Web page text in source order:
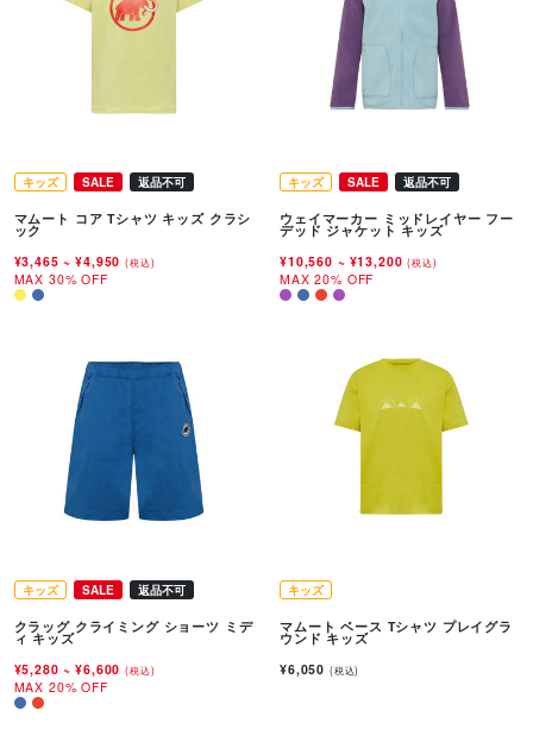
キッズ SALE 返品不可
マムート コア Tシャツ キッズ クラシ
ック
¥3,465~ ¥4,950(税込)
MAX 30% OFF
キッズ SALE 返品不可
ウェイマーカー ミッドレイヤー フー
デッド ジャケット キッズ
¥10,560 ~ ¥13,200(税込)
MAX 20% OFF
キッズ SALE 返品不可
クラッグ クライミング ショーツ ミデ
ィ キッズ
¥5,280~ ¥6,600(税込)
MAX 20% OFF
キッズ
マムート ベース Tシャツ プレイグラ
ウンド キッズ
¥6,050 (税込)